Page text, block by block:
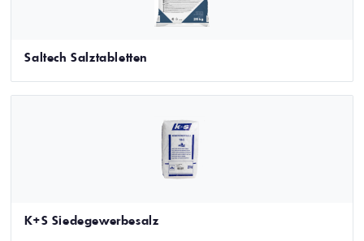
Saltech Salztabletten
K+S Siedegewerbesalz